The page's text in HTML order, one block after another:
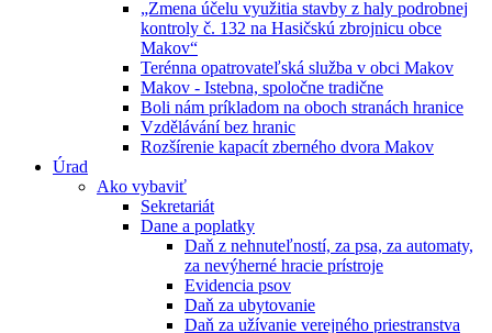
„Zmena účelu využitia stavby z haly podrobnej
kontroly č. 132 na Hasičskú zbrojnicu obce
Makov“
Terénna opatrovateľská služba v obci Makov
Makov - Istebna, spoločne tradične
Boli nám príkladom na oboch stranách hranice
Vzdělávání bez hranic
Rozšírenie kapacít zberného dvora Makov
Úrad
Ako vybaviť
Sekretariát
Dane a poplatky
Daň z nehnuteľností, za psa, za automaty,
za nevýherné hracie prístroje
Evidencia psov
Daň za ubytovanie
Daň za užívanie verejného priestranstva